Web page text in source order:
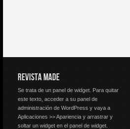
REVISTA MADE
Se trata de un panel de widget. Para quitar
este texto, acceder a su panel de
administración de WordPress y vaya a
Aplicaciones >> Apariencia y arrastrar y
soltar un widget en el panel de widget.